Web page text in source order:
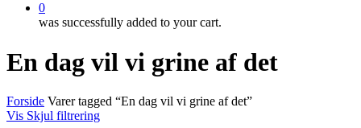
0
was successfully added to your cart.
En dag vil vi grine af det
Forside Varer tagged “En dag vil vi grine af det”
Vis Skjul filtrering